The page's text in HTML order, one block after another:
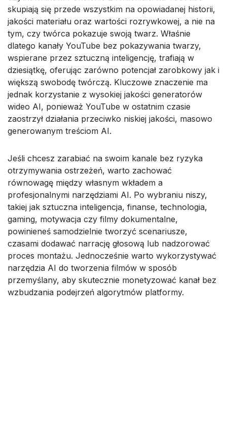
skupiają się przede wszystkim na opowiadanej historii,
jakości materiału oraz wartości rozrywkowej, a nie na
tym, czy twórca pokazuje swoją twarz. Właśnie
dlatego kanały YouTube bez pokazywania twarzy,
wspierane przez sztuczną inteligencję, trafiają w
dziesiątkę, oferując zarówno potencjał zarobkowy jak i
większą swobodę twórczą. Kluczowe znaczenie ma
jednak korzystanie z wysokiej jakości generatorów
wideo AI, ponieważ YouTube w ostatnim czasie
zaostrzył działania przeciwko niskiej jakości, masowo
generowanym treściom AI.
Jeśli chcesz zarabiać na swoim kanale bez ryzyka
otrzymywania ostrzeżeń, warto zachować
równowagę między własnym wkładem a
profesjonalnymi narzędziami AI. Po wybraniu niszy,
takiej jak sztuczna inteligencja, finanse, technologia,
gaming, motywacja czy filmy dokumentalne,
powinieneś samodzielnie tworzyć scenariusze,
czasami dodawać narrację głosową lub nadzorować
proces montażu. Jednocześnie warto wykorzystywać
narzędzia AI do tworzenia filmów w sposób
przemyślany, aby skutecznie monetyzować kanał bez
wzbudzania podejrzeń algorytmów platformy.